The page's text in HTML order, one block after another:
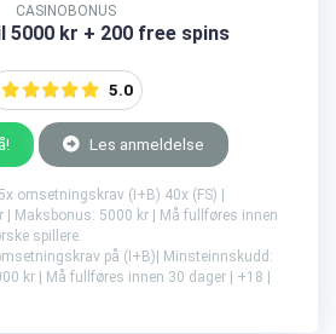
CASINOBONUS
5000 kr + 200 free spins
5.0
Les anmeldelse
omsetningskrav (I+B) 40x (FS) |
| Maksbonus: 5000 kr | Må fullføres innen
spillere.
på (I+B)| Minsteinnskudd:
kr | Må fullføres innen 30 dager | +18 |